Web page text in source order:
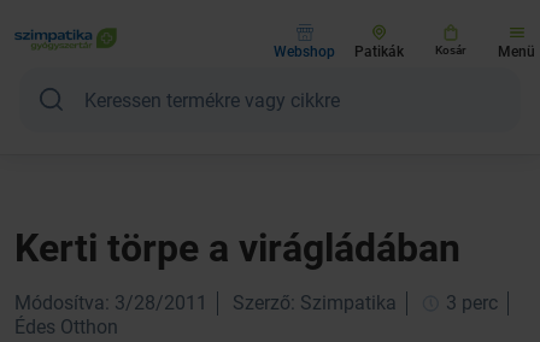
Webshop Patikák Kosár Menü
Kerti törpe a virágládában
Módosítva: 3/28/2011 Szerző: Szimpatika
3 perc
Édes Otthon